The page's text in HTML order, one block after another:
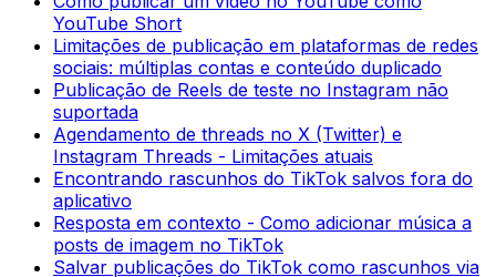
YouTube Short
Limitações de publicação em plataformas de redes
sociais: múltiplas contas e conteúdo duplicado
Publicação de Reels de teste no Instagram não
suportada
Agendamento de threads no X (Twitter) e
Instagram Threads - Limitações atuais
Encontrando rascunhos do TikTok salvos fora do
aplicativo
Resposta em contexto - Como adicionar música a
posts de imagem no TikTok
Salvar publicações do TikTok como rascunhos via